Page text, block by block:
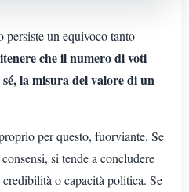
un equivoco tanto
che il numero di voti
la misura del valore di un
per questo, fuorviante. Se
si tende a concludere
o capacità politica. Se